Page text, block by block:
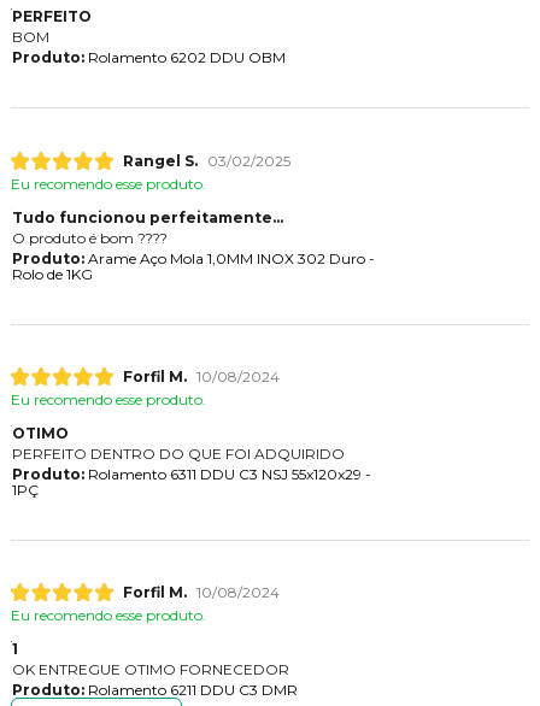
PERFEITO
BOM
Produto:Rolamento 6202 DDU OBM
Rangel S.
03/02/2025
Eu recomendo esse produto.
Tudo funcionou perfeitamente...
O produto é bom ????
Produto:Arame Aço Mola 1,0MM INOX 302 Duro -
Rolo de 1KG
Forfil M. 10/08/2024
Eu recomendo esse produto.
OTIMO
PERFEITO DENTRO DO QUE FOI ADQUIRIDO
Produto:Rolamento 6311 DDU C3 NSJ 55x120x29 -
1PÇ
Forfil M. 10/08/2024
Eu recomendo esse produto.
1
OK ENTREGUE OTIMO FORNECEDOR
Produto:Rolamento 6211 DDU C3 DMR